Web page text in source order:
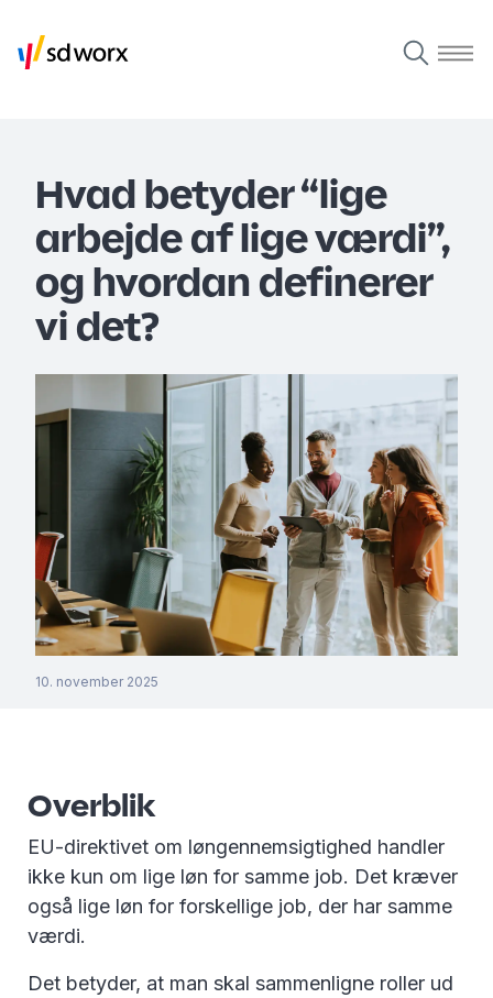
Hvad betyder “lige
arbejde af lige værdi”,
og hvordan definerer
vi det?
10. november 2025
Overblik
EU-direktivet om løngennemsigtighed handler
ikke kun om lige løn for samme job. Det kræver
også lige løn for forskellige job, der har samme
værdi.
Det betyder, at man skal sammenligne roller ud